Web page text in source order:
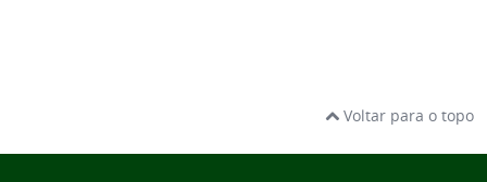
Voltar para o topo